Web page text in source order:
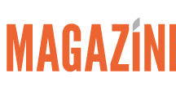
Vai
al
contenuto